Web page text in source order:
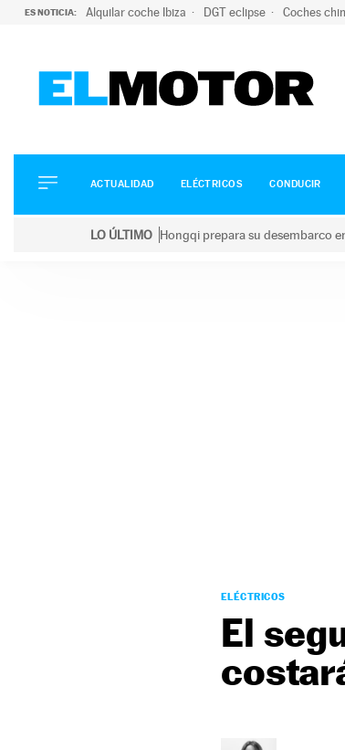
ES NOTICIA: Alquilar coche Ibiza DGT eclipse Coches
ELÉCTRICOS
CONDUCIR
ACTUALIDAD ELÉCTRICOS CONDUCIR
LO ÚLTIMO Hongqi prepara su desembarco
ELÉCTRICOS
El